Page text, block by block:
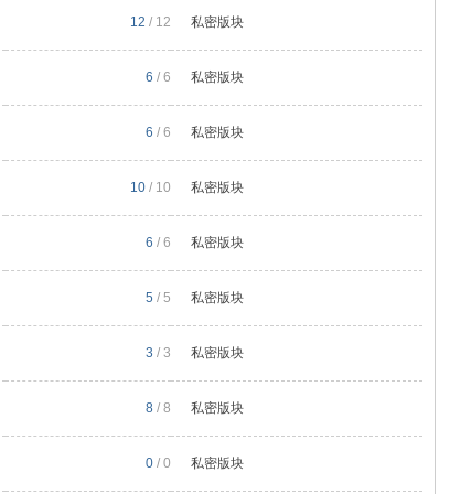
12 / 12 私密版块
6 / 6 私密版块
6 / 6 私密版块
10 / 10 私密版块
6 / 6 私密版块
5 / 5 私密版块
3 / 3 私密版块
8 / 8 私密版块
0 / 0 私密版块